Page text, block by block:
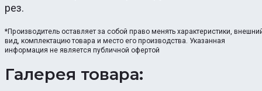
рез.
*Производитель оставляет за собой право менять характеристики,
вид, комплектацию товара и место его производства. Указанная
информация не является публичной офертой
Галерея товара: